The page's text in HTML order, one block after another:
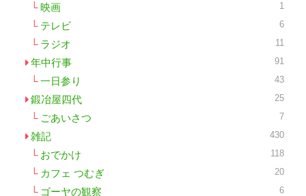
映画 1
テレビ 6
ラジオ 11
年中行事 91
一日参り 43
鍛冶屋四代 25
ごあいさつ 7
雑記 430
おでかけ 118
カフェ つむぎ 20
ゴーヤの観察 6